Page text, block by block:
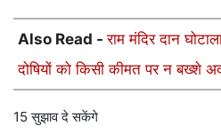
Also Read -राम मंदिर दान
दोषियों को किसी कीमत पर न बख्शे
15 सुझाव दे सकेंगे